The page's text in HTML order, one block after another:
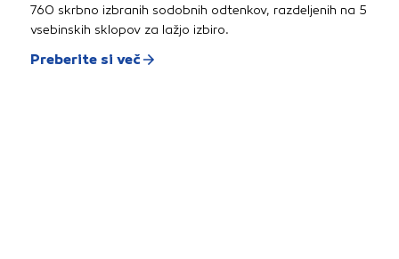
760 skrbno izbranih sodobnih odtenkov, razdeljenih na 5
vsebinskih sklopov za lažjo izbiro.
Preberite si več